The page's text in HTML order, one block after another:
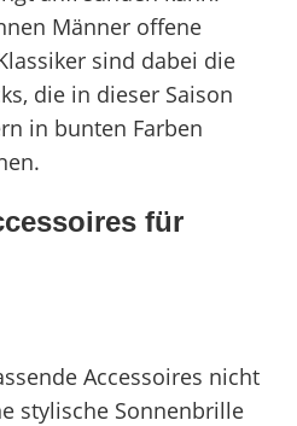
Männer offene
sind dabei die
die in dieser Saison
in bunten Farben
für
Accessoires nicht
stylische Sonnenbrille